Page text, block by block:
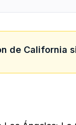
de California